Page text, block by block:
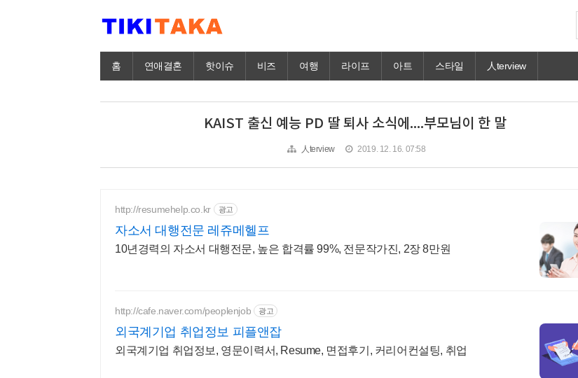
홈 연애결혼 핫이슈 비즈 여행 라이프 아트 스타일 人terview
KAIST 출신 예능 PD 딸 퇴사 소식에....부모님이 한 말
人terview 2019. 12. 16. 07:58
http://resumehelp.co.kr 광고
자소서 대행전문 레쥬메헬프
10년경력의 자소서 대행전문, 높은 합격률 99%, 전문작가진, 2장 8만원
http://cafe.naver.com/peoplenjob 광고
외국계기업 취업정보 피플앤잡
외국계기업 취업정보, 영문이력서, Resume, 면접후기, 커리어컨설팅, 취업